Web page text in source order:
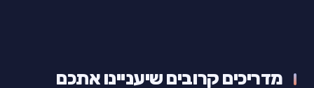
מדריכים קרובים שיעניינו אתכם